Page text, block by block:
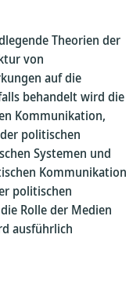
Theorien der
von
auf die
behandelt wird die
Kommunikation,
politischen
Systemen und
Kommunikation
politischen
Rolle der Medien
ausführlich